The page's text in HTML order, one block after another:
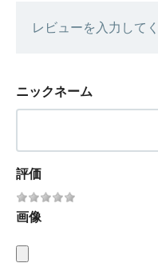
レビューを入力して
ニックネーム
評価
画像